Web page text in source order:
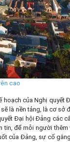
cao
hoạch của Nghị quyết
là nền tảng, là cơ sở
Đại hội Đảng các
tin, để mỗi người
của Đảng, sự cố